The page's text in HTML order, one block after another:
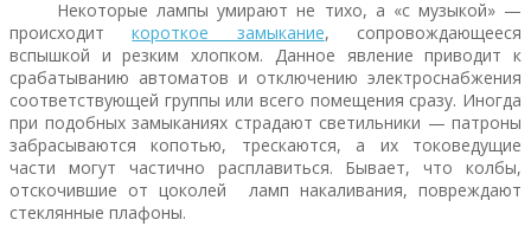
Некоторые лампы умирают не тихо, а «с музыкой» —
происходиткороткое замыкание, сопровождающееся
вспышкой и резким хлопком. Данное явление приводит к
срабатыванию автоматов и отключению электроснабжения
соответствующей группы или всего помещения сразу. Иногда
при подобных замыканиях страдают светильники — патроны
забрасываются копотью, трескаются, а их токоведущие
части могут частично расплавиться. Бывает, что колбы,
отскочившие от цоколей ламп накаливания, повреждают
стеклянные плафоны.